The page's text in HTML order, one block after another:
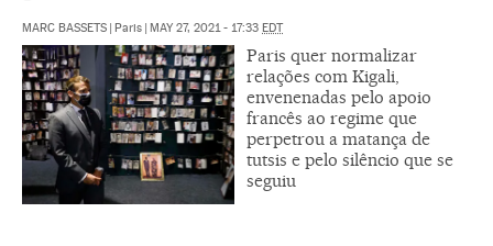
MARC BASSETS Paris MAY 27, 2021 - 17:33 EDT
Paris quer normalizar
relações com Kigali,
envenenadas pelo apoio
francês ao regime que
perpetrou a matança de
tutsis e pelo silêncio que se
seguiu